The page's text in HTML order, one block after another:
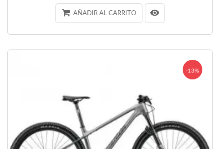
AÑADIR AL CARRITO
-13%